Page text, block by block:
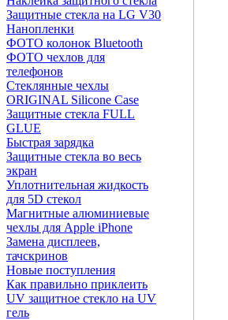
Защитные стекла на LG V30
Нанопленки
ФОТО колонок Bluetooth
ФOTO чехлов для
телефонов
Стеклянные чехлы
ORIGINAL Silicone Case
Защитные стекла FULL
GLUE
Быстрая зарядка
Защитные стекла во весь
экран
Уплотнительная жидкость
для 5D стекол
Магнитные алюминиевые
чехлы для Apple iPhone
Замена дисплеев,
тачскринов
Новые поступления
Как правильно приклеить
UV защитное стекло на UV
гель